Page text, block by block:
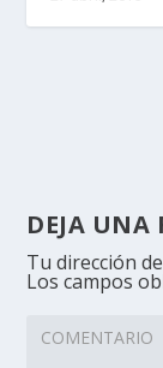
DEJA UNA
Tu dirección
Los campos